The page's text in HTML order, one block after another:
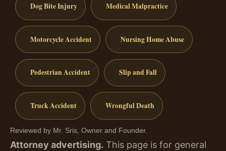
Dog Bite Injury Medical Malpractice
Motorcycle Accident Nursing Home Abuse
Pedestrian Accident Slip and Fall
Truck Accident Wrongful Death
Reviewed by Mr. Sris, Owner and Founder.
Attorney advertising. This page is for general